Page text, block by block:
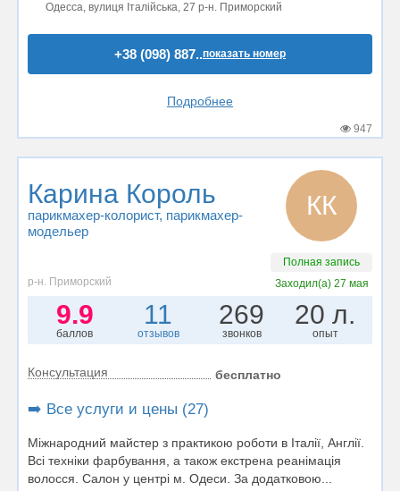
Одесса, вулиця Італійська, 27 р-н. Приморский
+38 (098) 887..показать номер
Подробнее
947
Карина Король
парикмахер-колорист, парикмахер-
модельер
КК
Полная запись
р-н. Приморский
Заходил(а) 27 мая
9.9
баллов
11
отзывов
269
звонков
20 л.
опыт
Консультация бесплатно
➡️ Все услуги и цены (27)
Міжнародний майстер з практикою роботи в Італії, Англії.
Всі техніки фарбування, а також екстрена реанімація
волосся. Салон у центрі м. Одеси. За додатковою...